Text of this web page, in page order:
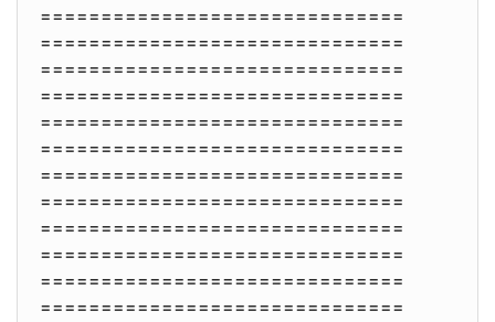
==============================
==============================
==============================
==============================
==============================
==============================
==============================
==============================
==============================
==============================
==============================
==============================